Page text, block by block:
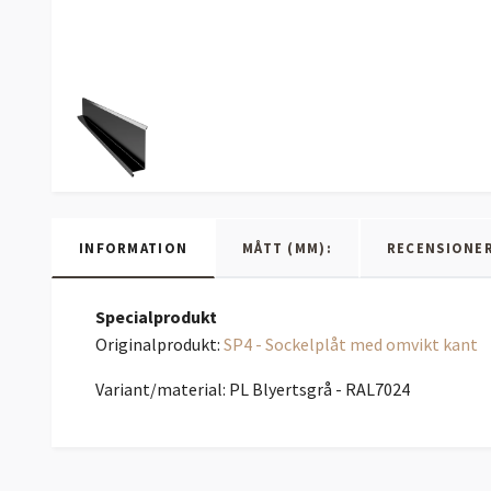
INFORMATION MÅTT (MM):
Specialprodukt
Originalprodukt: SP4 - Sockelplåt med omvikt kant
Variant/material: PL Blyertsgrå - RAL7024